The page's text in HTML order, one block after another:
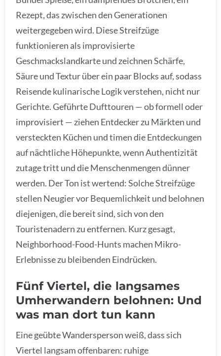
Rezept, das zwischen den Generationen
weitergegeben wird. Diese Streifzüge
funktionieren als improvisierte
Geschmackslandkarte und zeichnen Schärfe,
Säure und Textur über ein paar Blocks auf, sodass
Reisende kulinarische Logik verstehen, nicht nur
Gerichte. Geführte Dufttouren — ob formell oder
improvisiert — ziehen Entdecker zu Märkten und
versteckten Küchen und timen die Entdeckungen
auf nächtliche Höhepunkte, wenn Authentizität
zutage tritt und die Menschenmengen dünner
werden. Der Ton ist wertend: Solche Streifzüge
stellen Neugier vor Bequemlichkeit und belohnen
diejenigen, die bereit sind, sich von den
Touristenadern zu entfernen. Kurz gesagt,
Neighborhood-Food-Hunts machen Mikro-
Erlebnisse zu bleibenden Eindrücken.
Fünf Viertel, die langsames
Umherwandern belohnen: Und
was man dort tun kann
Eine geübte Wandersperson weiß, dass sich
Viertel langsam offenbaren: ruhige